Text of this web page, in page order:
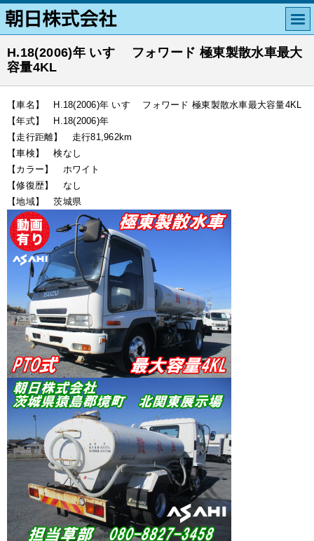
H.18(2006)年 いすゞ フォワード 極東製散水車最大
容量4KL
【車名】 H.18(2006)年 いすゞ フォワード 極東製散水車最大容量4KL
【年式】 H.18(2006)年
【走行距離】 走行81,962km
【車検】 検なし
【カラー】 ホワイト
【修復歴】 なし
【地域】 茨城県